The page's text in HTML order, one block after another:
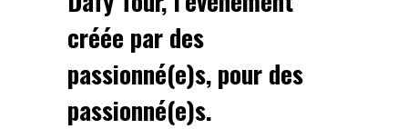
créée par des
passionné(e)s, pour des
passionné(e)s.